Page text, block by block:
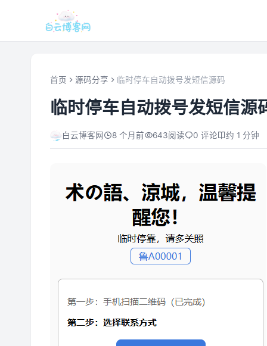
首页 源码分享 临时停车自动拨号发短信源码
临时停车自动拨号发短信源
白云博客网 8 个月前 643阅读 0 评论 约 1 分钟